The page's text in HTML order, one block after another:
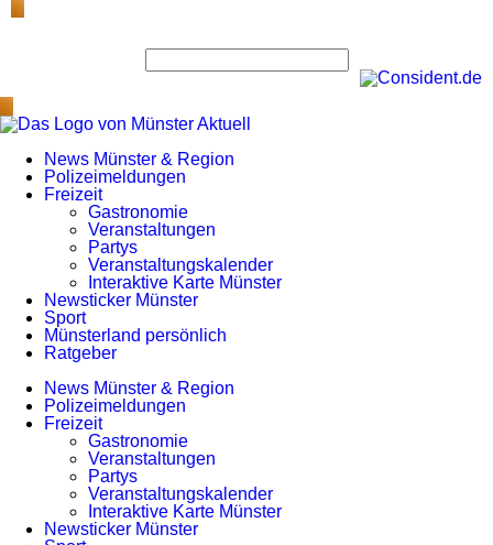
News Münster & Region
Polizeimeldungen
Freizeit
Gastronomie
Veranstaltungen
Partys
Veranstaltungskalender
Interaktive Karte Münster
Newsticker Münster
Sport
Münsterland persönlich
Ratgeber
News Münster & Region
Polizeimeldungen
Freizeit
Gastronomie
Veranstaltungen
Partys
Veranstaltungskalender
Interaktive Karte Münster
Newsticker Münster